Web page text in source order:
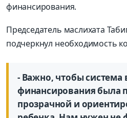
финансирования.
Председатель маслихата
подчеркнул необходимость
- Важно, чтобы система
финансирования была
прозрачной и